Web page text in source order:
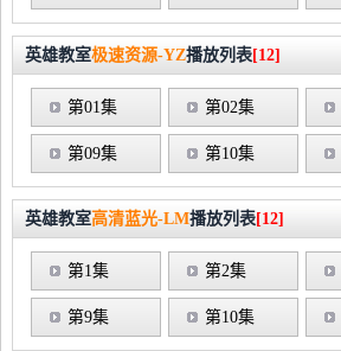
英雄教室极速资源-YZ播放列表[12]
第01集 第02集
第09集 第10集
英雄教室高清蓝光-LM播放列表[12]
第1集 第2集
第9集 第10集